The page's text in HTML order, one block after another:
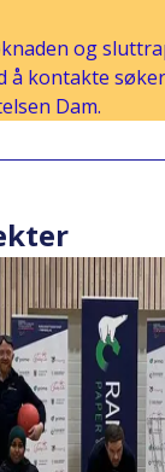
og
å kontakte
Dam.
Linkedin